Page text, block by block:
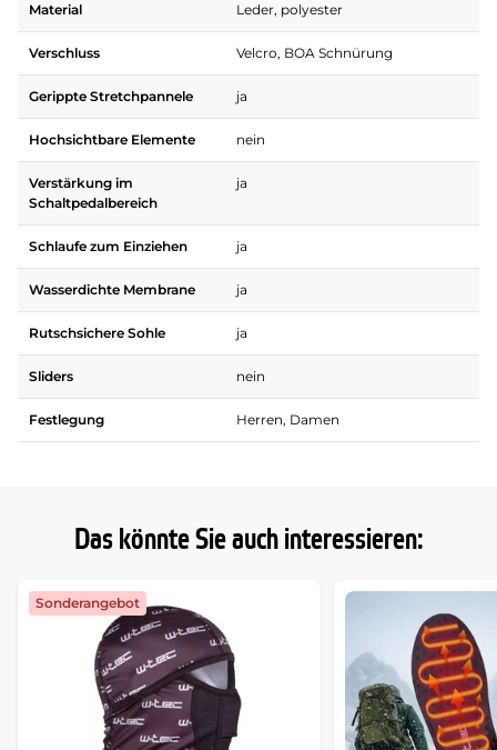
Das könnte Sie auch interessieren:
Sonderangebot
Material Leder, polyester
Verschluss Velcro, BOA Schnürung
Gerippte Stretchpannele ja
Hochsichtbare Elemente nein
Verstärkung im
Schaltpedalbereich
ja
Schlaufe zum Einziehen ja
Wasserdichte Membrane ja
Rutschsichere Sohle ja
Sliders nein
Festlegung Herren, Damen